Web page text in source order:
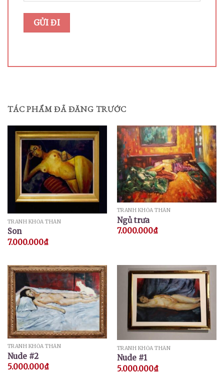
TÁC PHẨM ĐÃ ĐĂNG TRƯỚC
TRANH KHỎA THÂN
Son
7.000.000₫
TRANH KHỎA THÂN
Ngủ trưa
7.000.000₫
TRANH KHỎA THÂN
Nude #2
5.000.000₫
TRANH KHỎA THÂN
Nude #1
5.000.000₫